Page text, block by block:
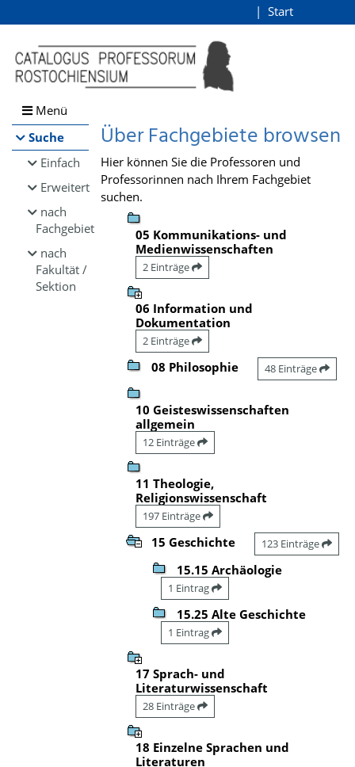
Browsen
direkt zum Inhalt
Start
Menü
Suche
Einfach
Erweitert
nach
Fachgebiet
nach
Fakultät /
Sektion
Über Fachgebiete browsen
Hier können Sie die Professoren und
Professorinnen nach Ihrem Fachgebiet
suchen.
05 Kommunikations- und
Medienwissenschaften
2 Einträge
06 Information und
Dokumentation
2 Einträge
08 Philosophie 48 Einträge
10 Geisteswissenschaften
allgemein
12 Einträge
11 Theologie,
Religionswissenschaft
197 Einträge
15 Geschichte 123 Einträge
15.15 Archäologie
1 Eintrag
15.25 Alte Geschichte
1 Eintrag
17 Sprach- und
Literaturwissenschaft
28 Einträge
18 Einzelne Sprachen und
Literaturen